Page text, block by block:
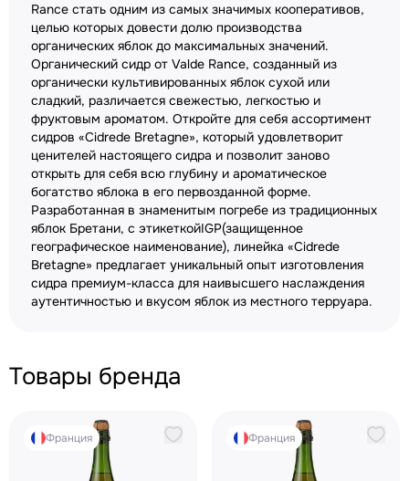
Rance стать одним из самых значимых кооперативов,
целью которых довести долю производства
органических яблок до максимальных значений.
Органический сидр от Valde Rance, созданный из
органически культивированных яблок сухой или
сладкий, различается свежестью, легкостью и
фруктовым ароматом. Откройте для себя ассортимент
сидров «Cidrede Bretagne», который удовлетворит
ценителей настоящего сидра и позволит заново
открыть для себя всю глубину и ароматическое
богатство яблока в его первозданной форме.
Разработанная в знаменитым погребе из традиционных
яблок Бретани, с этикеткойIGP(защищенное
географическое наименование), линейка «Cidrede
Bretagne» предлагает уникальный опыт изготовления
сидра премиум-класса для наивысшего наслаждения
аутентичностью и вкусом яблок из местного терруара.
Товары бренда
Франция Франция